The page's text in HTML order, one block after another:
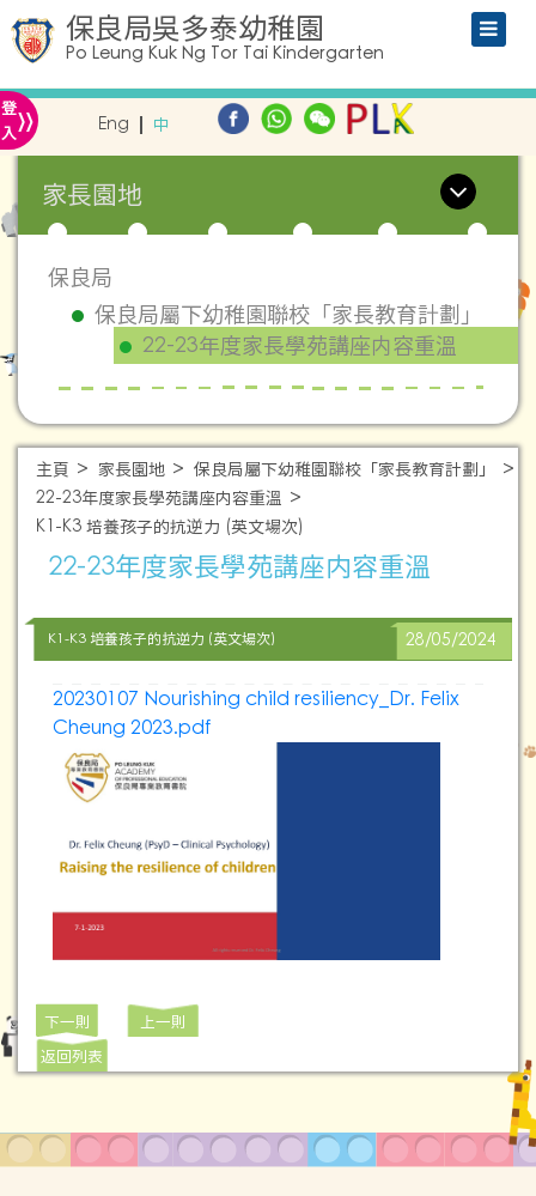
保良局吳多泰幼稚園
Po Leung Kuk Ng Tor Tai Kindergarten
登
入» Eng 中
家長園地
保良局
保良局屬下幼稚園聯校「家長教育計劃」
22-23年度家長學苑講座内容重溫
主頁 家長園地
保良局屬下幼稚園聯校「家長教育計劃」
22-23年度家長學苑講座内容重溫
K1-K3 培養孩子的抗逆力 (英文場次)
22-23年度家長學苑講座内容重溫
K1-K3 培養孩子的抗逆力 (英文場次) 28/05/2024
20230107 Nourishing child resiliency_Dr. Felix
Cheung 2023.pdf
下一則
上一則
返回列表